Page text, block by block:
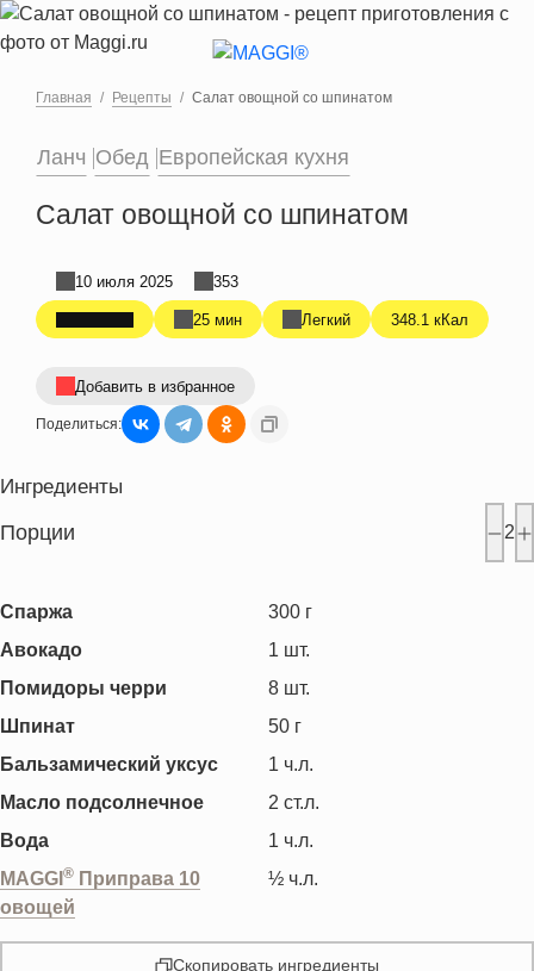
Перейти к основному содержанию
Главная Рецепты Салат овощной со шпинатом
Ланч Обед Европейская кухня
Салат овощной со шпинатом
25 мин Легкий 348.1 кКал
10 июля 2025 353
Добавить в избранное
Поделиться:
Ингредиенты
Порции 2
Спаржа 300 г
Авокадо
1 шт.
Помидоры черри
8 шт.
Шпинат
50 г
Бальзамический уксус
1 ч.л.
Масло подсолнечное
2 ст.л.
Вода
1 ч.л.
MAGGI ® Приправа 10
овощей
½ ч.л.
Скопировать ингредиенты